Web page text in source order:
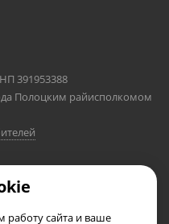
391953388
Полоцким райисполкомом
сайта и ваше